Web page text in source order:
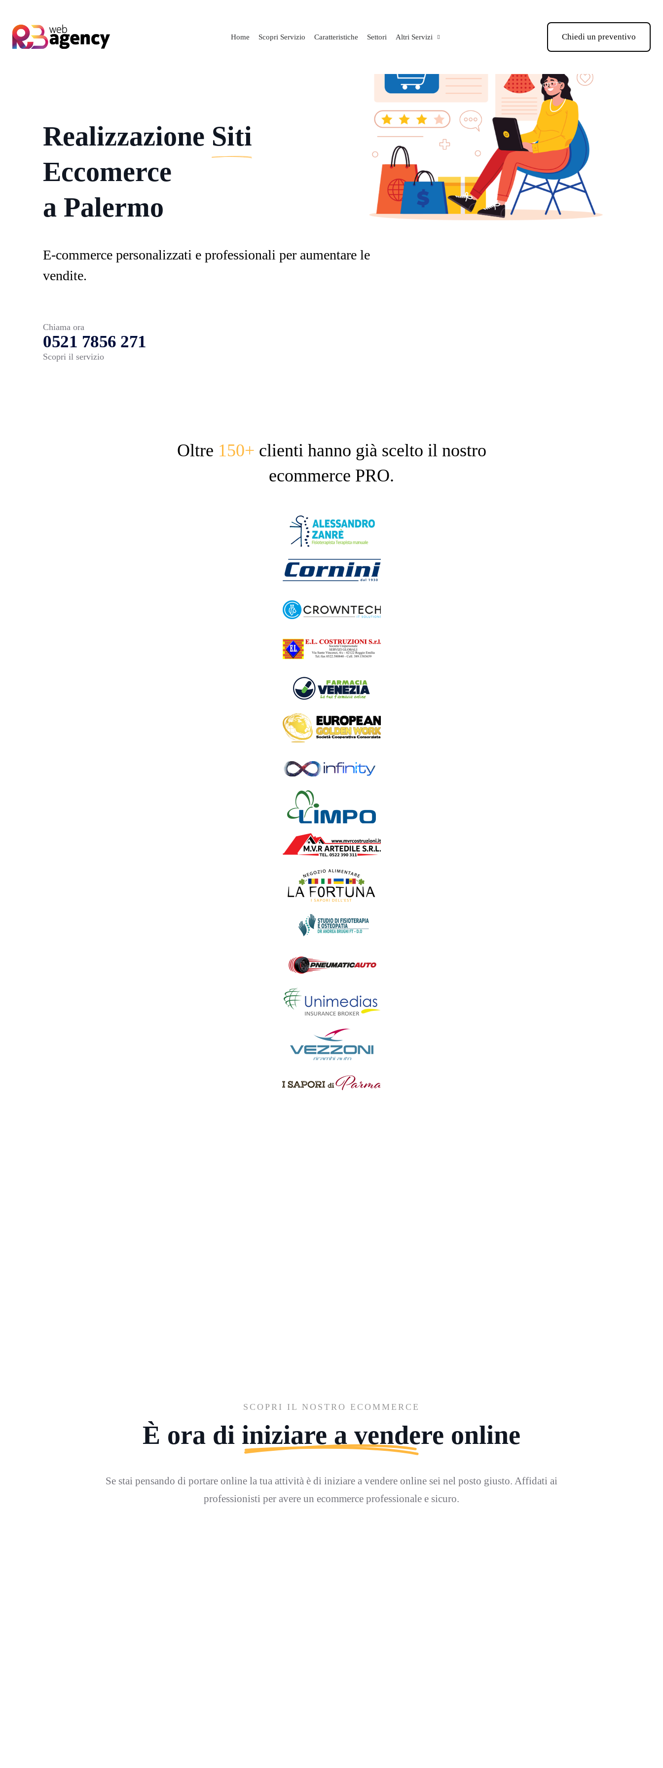
Home Scopri Servizio Caratteristiche Settori Altri Servizi Chiedi un preventivo
Realizzazione Siti
Eccomerce
a Palermo
E-commerce personalizzati e professionali per aumentare le
vendite.
Chiama ora
0521 7856 271
Scopri il servizio
Oltre 150+ clienti hanno già scelto il nostro
ecommerce PRO.
SCOPRI IL NOSTRO ECOMMERCE
È ora di iniziare a vendere online
Se stai pensando di portare online la tua attività è di iniziare a vendere online sei nel posto giusto. Affidati ai
professionisti per avere un ecommerce professionale e sicuro.